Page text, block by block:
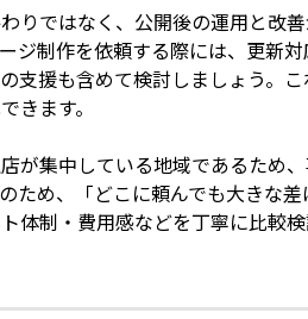
りではなく、公開後の運用と改
ジ制作を依頼する際には、更新対
支援も含めて検討しましょう。
きます。
が集中している地域であるため
ため、「どこに頼んでも大きな
体制・費用感などを丁寧に比較